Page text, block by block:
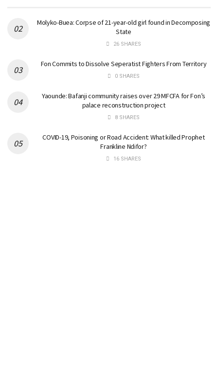
Molyko-Buea: Corpse of 21-year-old girl found in Decomposing
State
26 SHARES
Fon Commits to Dissolve Seperatist Fighters From Territory
0 SHARES
Yaounde: Bafanji community raises over 29 MFCFA for Fon’s
palace reconstruction project
8 SHARES
COVID-19, Poisoning or Road Accident: What killed Prophet
Frankline Ndifor?
16 SHARES